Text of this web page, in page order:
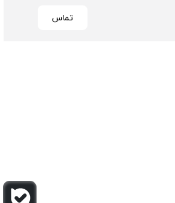
تماس